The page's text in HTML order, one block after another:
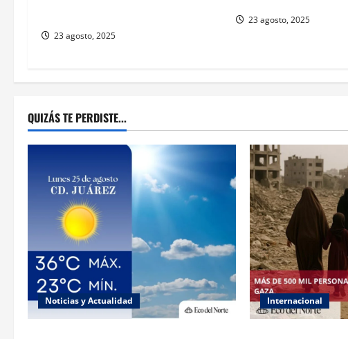
23 agosto, 2025
23 agosto, 2025
QUIZÁS TE PERDISTE...
Noticias y Actualidad Internacional